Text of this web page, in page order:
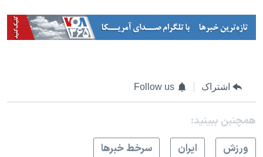
اشتراک Follow us
همچنبن ببینید:
ورزش
ايران سرخط خبرها